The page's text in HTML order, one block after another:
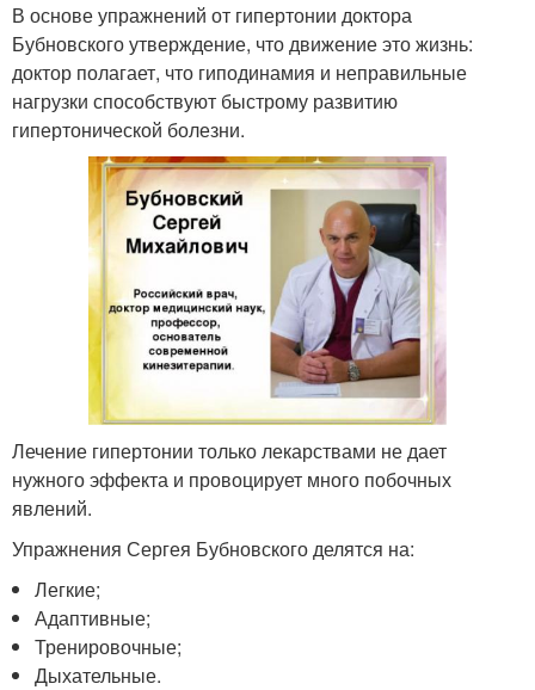
В основе упражнений от гипертонии доктора
Бубновского утверждение, что движение это жизнь:
доктор полагает, что гиподинамия и неправильные
нагрузки способствуют быстрому развитию
гипертонической болезни.
Лечение гипертонии только лекарствами не дает
нужного эффекта и провоцирует много побочных
явлений.
Упражнения Сергея Бубновского делятся на:
Легкие;
Адаптивные;
Тренировочные;
Дыхательные.